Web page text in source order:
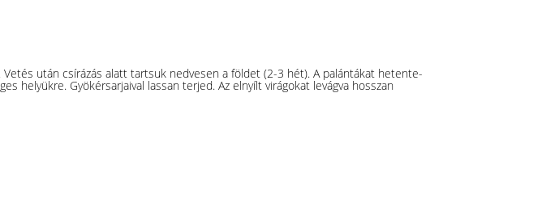
után csírázás alatt tartsuk nedvesen a földet (2-3 hét). A palántákat hetente-
helyükre. Gyökérsarjaival lassan terjed. Az elnyílt virágokat levágva hosszan